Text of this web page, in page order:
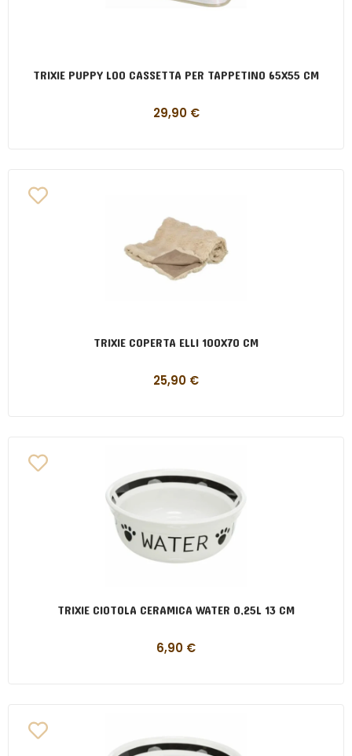
TRIXIE PUPPY LOO CASSETTA PER TAPPETINO 65X55 CM
29,90 €
TRIXIE COPERTA ELLI 100X70 CM
25,90 €
TRIXIE CIOTOLA CERAMICA WATER 0,25L 13 CM
6,90 €